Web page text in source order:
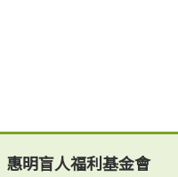
惠明盲人福利基金會